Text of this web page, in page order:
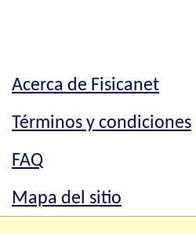
Acerca de Fisicanet
Términos y condiciones
FAQ
Mapa del sitio